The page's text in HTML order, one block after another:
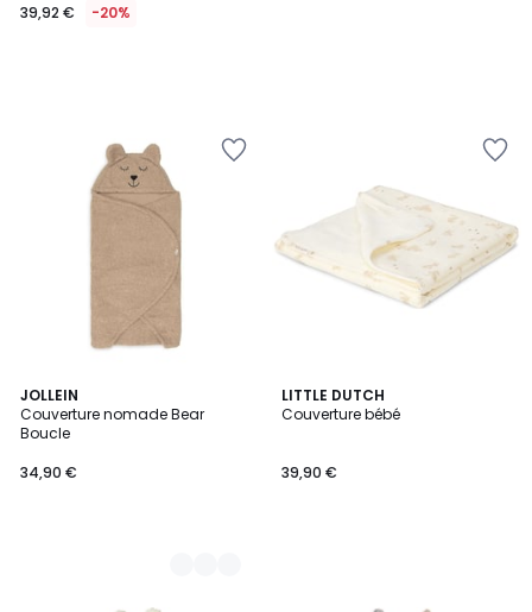
39,92 € -20%
JOLLEIN
Couverture nomade Bear
Boucle
34,90 €
2
Couleurs
LITTLE DUTCH
Couverture bébé
39,90 €